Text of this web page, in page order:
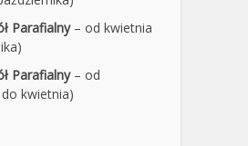
Parafialny– od kwietnia
Parafialny– od
kwietnia)